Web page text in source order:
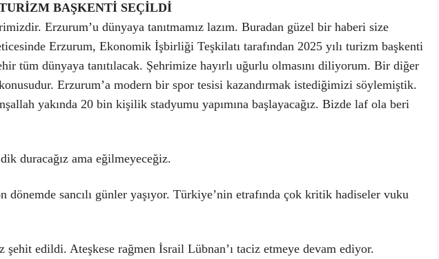
BAŞKENTİ SEÇİLDİ
Erzurum’u dünyaya tanıtmamız lazım. Buradan güzel bir haberi size
Erzurum, Ekonomik İşbirliği Teşkilatı tarafından 2025 yılı turizm başkenti
tüm dünyaya tanıtılacak. Şehrimize hayırlı uğurlu olmasını diliyorum. Bir diğer
Erzurum’a modern bir spor tesisi kazandırmak istediğimizi söylemiştik.
yakında 20 bin kişilik stadyumu yapımına başlayacağız. Bizde laf ola beri
duracağız ama eğilmeyeceğiz.
dönemde sancılı günler yaşıyor. Türkiye’nin etrafında çok kritik hadiseler vuku
edildi. Ateşkese rağmen İsrail Lübnan’ı taciz etmeye devam ediyor.